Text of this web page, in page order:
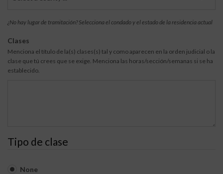
r
m
i
t
a
a
o
D
e
T
¿No hay lugar de tramitación? Selecciona el condado y el estado de la residencia actual
Clases
Menciona el título de la(s) clases(s) tal y como aparecen en la orden judicial o la
clase que tú crees que se exige. Menciona las horas/sección/semanas si se ha
establecido.
Tipo de clase
None